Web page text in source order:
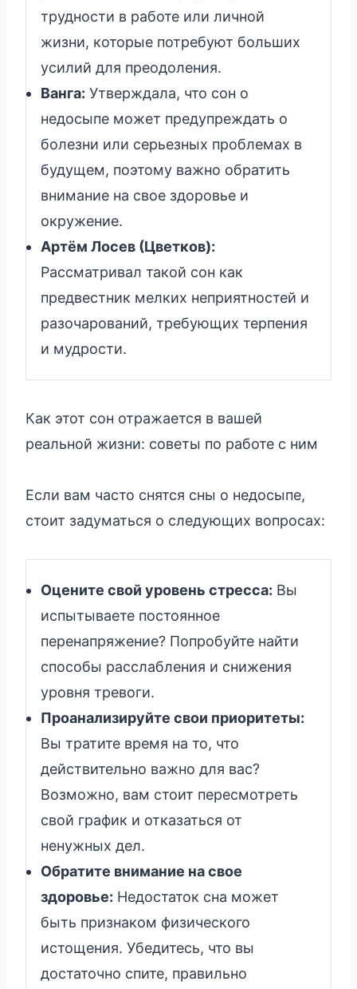
трудности в работе или личной
жизни, которые потребуют больших
усилий для преодоления.
Ванга: Утверждала, что сон о
недосыпе может предупреждать о
болезни или серьезных проблемах в
будущем, поэтому важно обратить
внимание на свое здоровье и
окружение.
Артём Лосев (Цветков):
Рассматривал такой сон как
предвестник мелких неприятностей и
разочарований, требующих терпения
и мудрости.
Как этот сон отражается в вашей
реальной жизни: советы по работе с ним
Если вам часто снятся сны о недосыпе,
стоит задуматься о следующих вопросах:
Оцените свой уровень стресса: Вы
испытываете постоянное
перенапряжение? Попробуйте найти
способы расслабления и снижения
уровня тревоги.
Проанализируйте свои приоритеты:
Вы тратите время на то, что
действительно важно для вас?
Возможно, вам стоит пересмотреть
свой график и отказаться от
ненужных дел.
Обратите внимание на свое
здоровье: Недостаток сна может
быть признаком физического
истощения. Убедитесь, что вы
достаточно спите, правильно